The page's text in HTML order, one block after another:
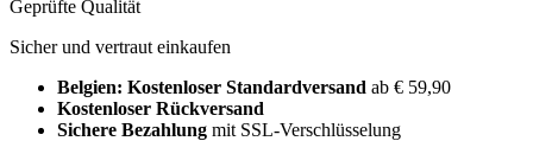
Geprüfte Qualität
Sicher und vertraut einkaufen
Belgien: Kostenloser Standardversand ab € 59,90
Kostenloser Rückversand
Sichere Bezahlung mit SSL-Verschlüsselung